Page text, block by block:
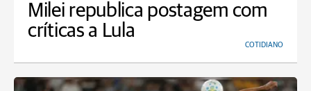
Milei republica postagem com
críticas a Lula
COTIDIANO